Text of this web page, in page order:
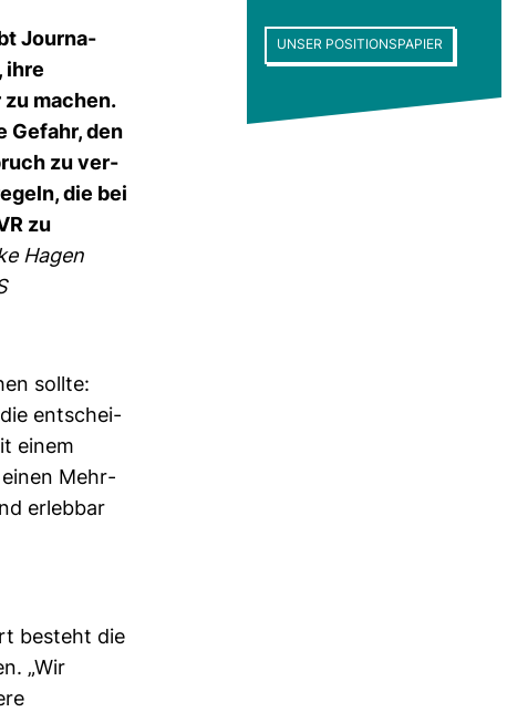
Jour­na­
ihre
machen.
Gefahr, den
zu ver­
die bei
zu
Hagen
sollte:
die ent­schei­
einem
einen Mehr­
erlebbar
besteht die
„Wir
UNSER POSITIONSPAPIER